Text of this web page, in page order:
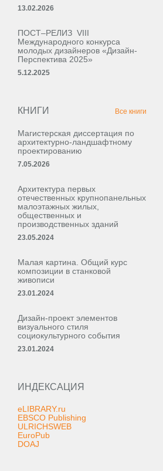
13.02.2026
ПОСТ–РЕЛИЗ VIII
Международного конкурса
молодых дизайнеров «Дизайн-
Перспектива 2025»
5.12.2025
КНИГИ Все книги
Магистерская диссертация по
архитектурно-ландшафтному
проектированию
7.05.2026
Архитектура первых
отечественных крупнопанельных
малоэтажных жилых,
общественных и
производственных зданий
23.05.2024
Малая картина. Общий курс
композиции в станковой
живописи
23.01.2024
Дизайн-проект элементов
визуального стиля
социокультурного события
23.01.2024
ИНДЕКСАЦИЯ
eLIBRARY.ru
EBSCO Publishing
ULRICHSWEB
EuroPub
DOAJ